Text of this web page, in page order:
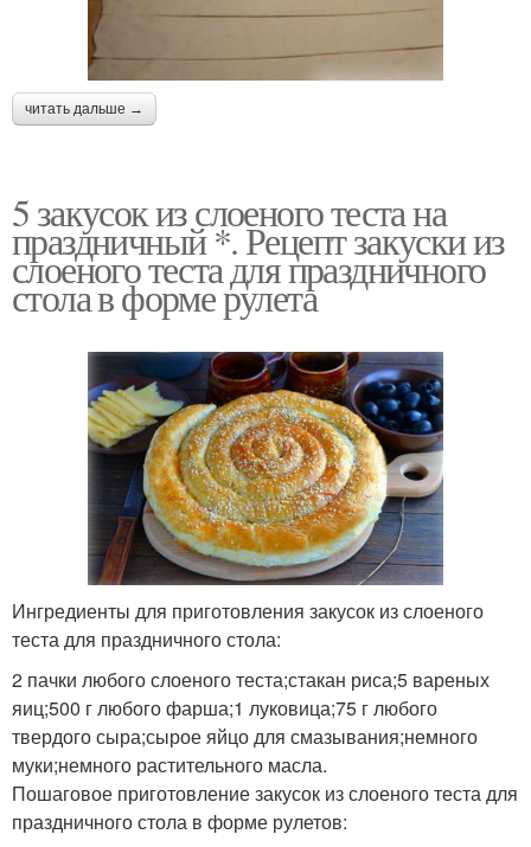
читать дальше →
5 закусок из слоеного теста на
праздничный *. Рецепт закуски из
слоеного теста для праздничного
стола в форме рулета
Ингредиенты для приготовления закусок из слоеного
теста для праздничного стола:
2 пачки любого слоеного теста;стакан риса;5 вареных
яиц;500 г любого фарша;1 луковица;75 г любого
твердого сыра;сырое яйцо для смазывания;немного
муки;немного растительного масла.
Пошаговое приготовление закусок из слоеного теста для
праздничного стола в форме рулетов: